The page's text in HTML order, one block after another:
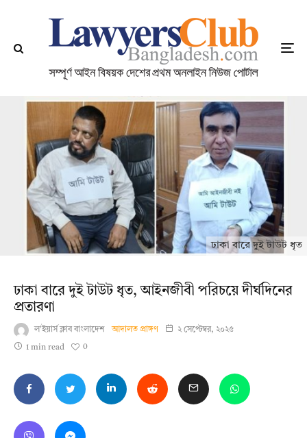
ঢাকা বারে দুই টাউট ধৃত
ঢাকা বারে দুই টাউট ধৃত, আইনজীবী পরিচয়ে দীর্ঘদিনের
প্রতারণা
ল'ইয়ার্স ক্লাব বাংলাদেশ আদালত প্রাঙ্গণ ২ সেপ্টেম্বর, ২০২৫
1 min read 0